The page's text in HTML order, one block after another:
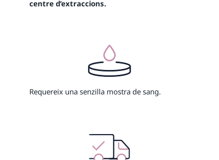
centre d’extraccions.
Requereix una senzilla mostra de sang.